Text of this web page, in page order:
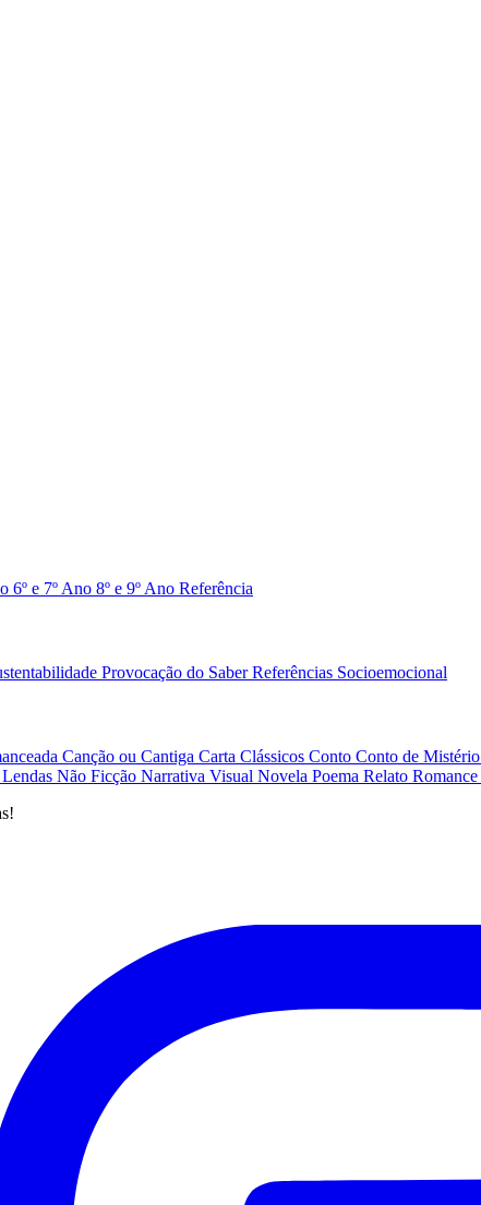
6º e 7º Ano 8º e 9º Ano Referência
Provocação do SaberReferências Socioemocional
Canção ou Cantiga Carta Clássicos Conto Conto de Mistério
Não Ficção Narrativa Visual Novela Poema Relato Romance